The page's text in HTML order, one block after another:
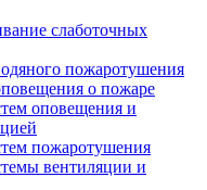
слаботочных
пожаротушения
о пожаре
оповещения и
пожаротушения
вентиляции и